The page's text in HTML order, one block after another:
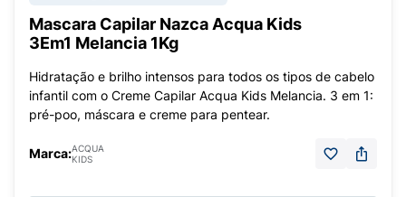
Mascara Capilar Nazca Acqua Kids
3Em1 Melancia 1Kg
Hidratação e brilho intensos para todos os tipos de cabelo
infantil com o Creme Capilar Acqua Kids Melancia. 3 em 1:
pré-poo, máscara e creme para pentear.
Marca:ACQUA
KIDS